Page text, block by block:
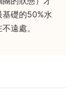
礎的50%水
遠處。